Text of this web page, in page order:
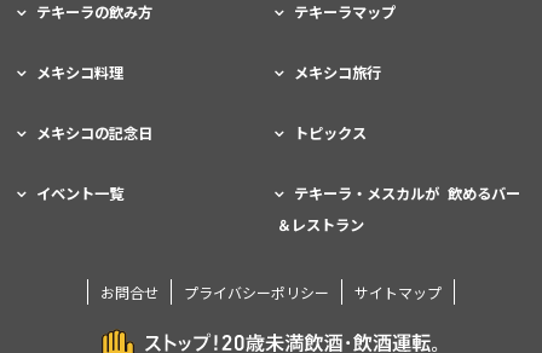
テキーラの飲み方 テキーラマップ
メキシコ料理 メキシコ旅行
メキシコの記念日 トピックス
イベント一覧
テキーラ・メスカルが 飲めるバー
＆レストラン
お問合せ プライバシーポリシー サイトマップ